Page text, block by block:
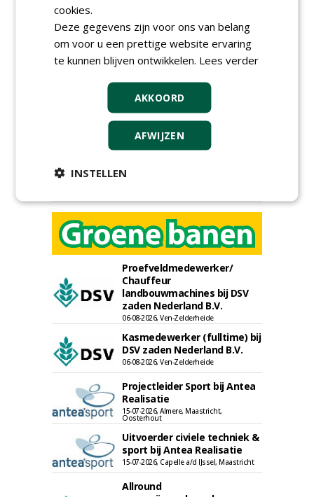
Meld je aan voor onze digitale
nieuwsbrief.
Proefveldmedewerker/
Chauffeur
landbouwmachines bij DSV
zaden Nederland B.V.
06-08-2026, Ven-Zelderheide
Kasmedewerker (fulltime) bij
DSV zaden Nederland B.V.
06-08-2026, Ven-Zelderheide
Projectleider Sport bij Antea
Realisatie
15-07-2026, Almere, Maastricht,
Oosterhout
Uitvoerder civiele techniek &
sport bij Antea Realisatie
15-07-2026, Capelle a/d IJssel, Maastricht
Allround
cookies.
Deze gegevens zijn voor ons van belang
om voor u een prettige website ervaring
te kunnen blijven ontwikkelen. Lees verder
AKKOORD
AFWIJZEN
INSTELLEN